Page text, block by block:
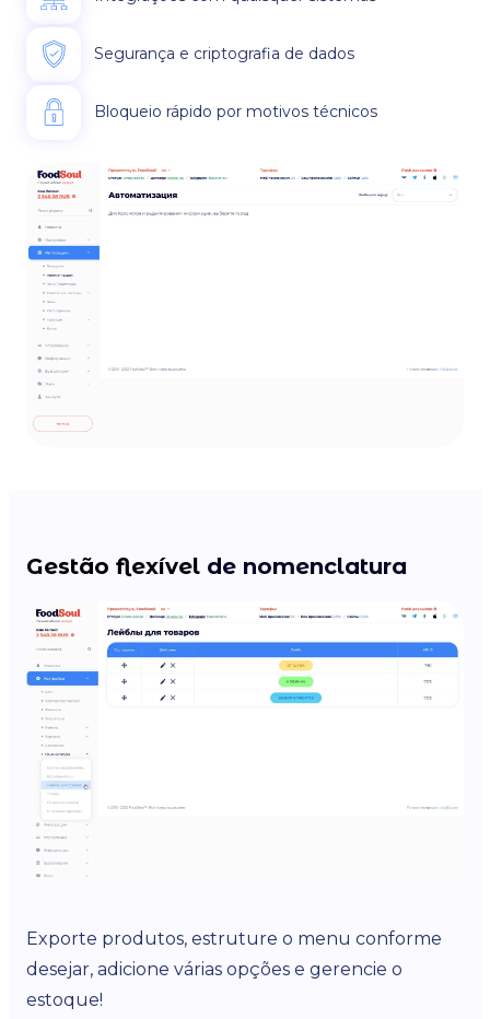
Segurança e criptografia de dados
Bloqueio rápido por motivos técnicos
Gestão flexível de nomenclatura
Exporte produtos, estruture o menu conforme
desejar, adicione várias opções e gerencie o
estoque!